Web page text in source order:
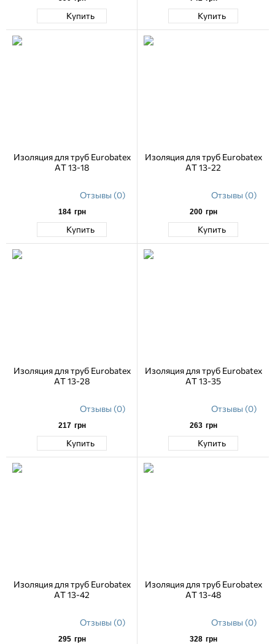
Купить Купить
Изоляция для труб Eurobatex
AT 13-18
Отзывы (0)
184 грн
Купить
Изоляция для труб Eurobatex
AT 13-22
Отзывы (0)
200 грн
Купить
Изоляция для труб Eurobatex
AT 13-28
Отзывы (0)
217 грн
Купить
Изоляция для труб Eurobatex
AT 13-35
Отзывы (0)
263 грн
Купить
Изоляция для труб Eurobatex
AT 13-42
Отзывы (0)
295 грн
Изоляция для труб Eurobatex
AT 13-48
Отзывы (0)
328 грн